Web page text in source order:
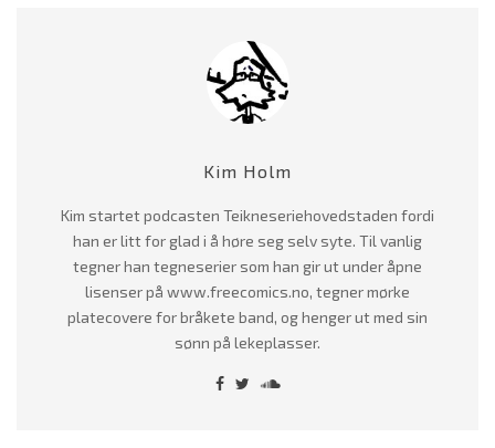
Kim Holm
Kim startet podcasten Teikneseriehovedstaden fordi
han er litt for glad i å høre seg selv syte. Til vanlig
tegner han tegneserier som han gir ut under åpne
lisenser på www.freecomics.no, tegner mørke
platecovere for bråkete band, og henger ut med sin
sønn på lekeplasser.